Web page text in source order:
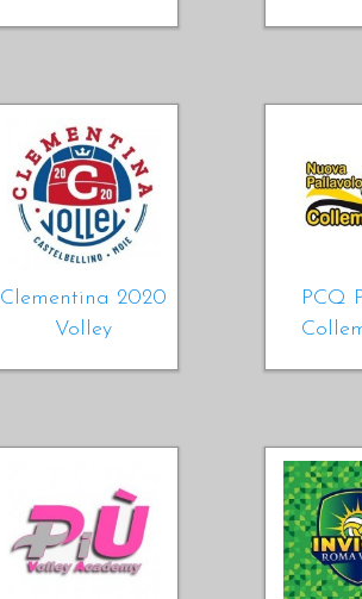
Clementina 2020
Volley
PCQ